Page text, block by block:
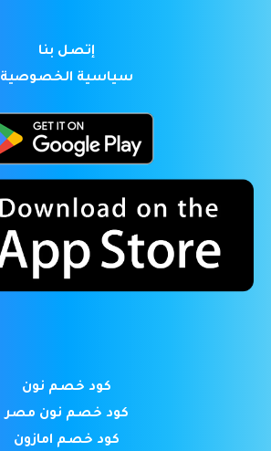
إتصل بنا
سياسية الخصوصية
كود خصم نون
كود خصم نون مصر
كود خصم امازون